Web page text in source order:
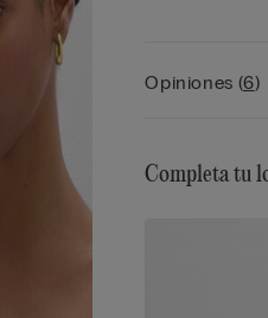
• La modelo
Opiniones(6)
Completa tu